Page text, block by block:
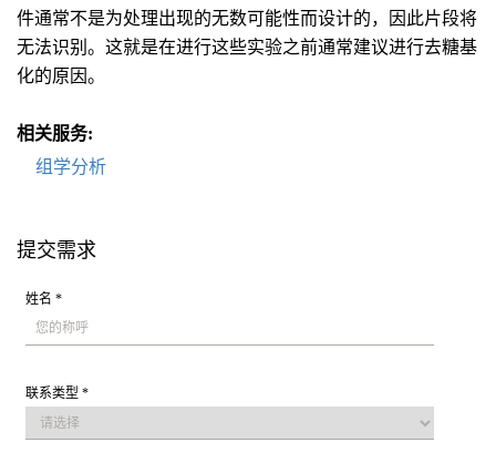
件通常不是为处理出现的无数可能性而设计的，因此片段将
无法识别。这就是在进行这些实验之前通常建议进行去糖基
化的原因。
相关服务:
组学分析
提交需求
姓名 *
联系类型 *